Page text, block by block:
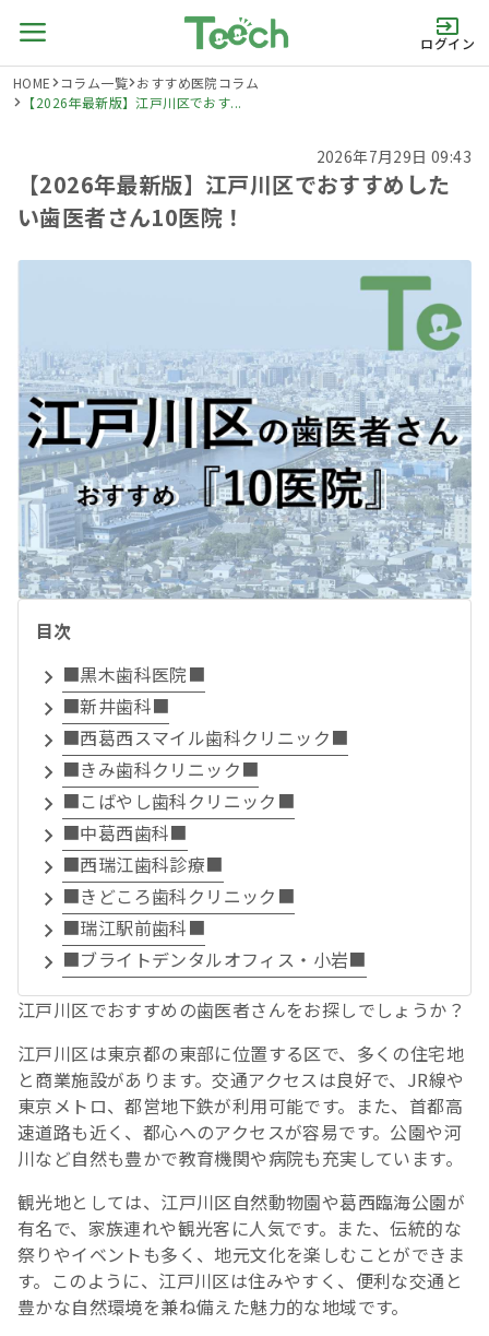
ログイン
HOME コラム一覧 おすすめ医院コラム
【2026年最新版】江戸川区でおす...
2026年7月29日 09:43
【2026年最新版】江戸川区でおすすめした
い歯医者さん10医院！
目次
■黒木歯科医院■
■新井歯科■
■西葛西スマイル歯科クリニック■
■きみ歯科クリニック■
■こばやし歯科クリニック■
■中葛西歯科■
■西瑞江歯科診療■
■きどころ歯科クリニック■
■瑞江駅前歯科■
■ブライトデンタルオフィス・小岩■
江戸川区でおすすめの歯医者さんをお探しでしょうか？
江戸川区は東京都の東部に位置する区で、多くの住宅地
と商業施設があります。交通アクセスは良好で、JR線や
東京メトロ、都営地下鉄が利用可能です。また、首都高
速道路も近く、都心へのアクセスが容易です。公園や河
川など自然も豊かで教育機関や病院も充実しています。
観光地としては、江戸川区自然動物園や葛西臨海公園が
有名で、家族連れや観光客に人気です。また、伝統的な
祭りやイベントも多く、地元文化を楽しむことができま
す。このように、江戸川区は住みやすく、便利な交通と
豊かな自然環境を兼ね備えた魅力的な地域です。